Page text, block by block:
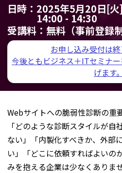
日時： 2025年5月20日[火]
14:00 - 14:30
受講料： 無料（事前登録
お申し込み受付は終
今後ともビジネス＋ITセミナ
げます。
Webサイトへの脆弱性診断の重
「どのような診断スタイルが自
ない」「内製化すべきか、外部
い」「どこに依頼すればよいの
みを抱える企業は少なくありま